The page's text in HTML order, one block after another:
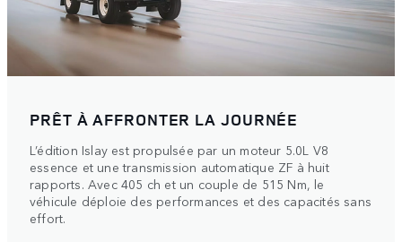
PRÊT À AFFRONTER LA JOURNÉE
L’édition Islay est propulsée par un moteur 5.0L V8
essence et une transmission automatique ZF à huit
rapports. Avec 405 ch et un couple de 515 Nm, le
véhicule déploie des performances et des capacités sans
effort.